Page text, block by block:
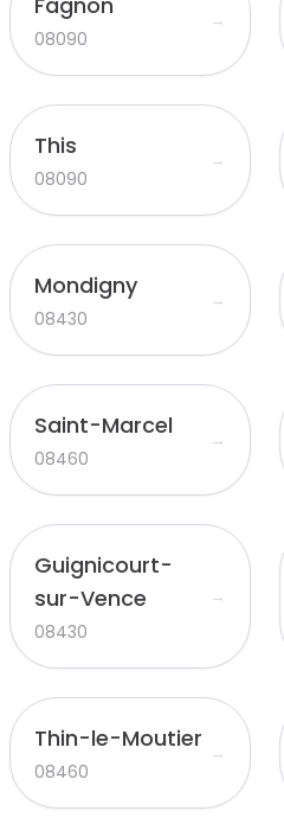
08090
→
This
08090
→
Mondigny
08430
→
Saint-Marcel
08460
→
Guignicourt-
sur-Vence
08430
→
Thin-le-Moutier
08460
→